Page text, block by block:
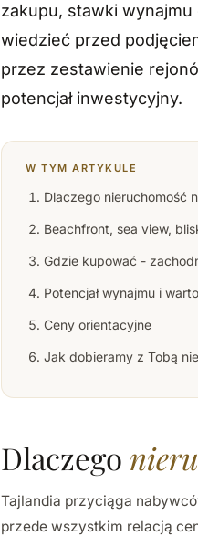
zakupu, stawki
wiedzieć przed
przez zestawienie
potencjał inwestycyjny.
W TYM ARTYKULE
Dlaczego nieruchomość
Beachfront, sea view,
Gdzie kupować -
Potencjał wynajmu i
Ceny orientacyjne
Jak dobieramy z Tobą
Dlaczego
Tajlandia przyciąga
przede wszystkim relacją